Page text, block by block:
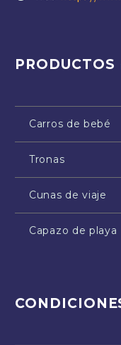
PRODUCTOS
Carros de bebé
Tronas
Cunas de viaje
Capazo de playa